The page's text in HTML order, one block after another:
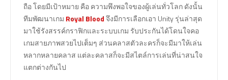
ถือ โดยมีเป้าหมาย คือ ความพึงพอใจของผู้เล่นทั่วโลก ดังนั้น
ทีมพัฒนาเกม Royal Bloodจึงมีการเลือกเอา Unity รุ่นล่าสุด
มาใช้รังสรรค์กราฟิกและระบบเกม รับประกันได้โดนใจคอ
เกมสายภาพสวยไปเต็มๆ ส่วนคลาสตัวละครก็จะมีมาให้เล่น
หลากหลายคลาส แต่ละคลาสก็จะมีสไตล์การเล่นที่น่าสนใจ
แตกต่างกันไป